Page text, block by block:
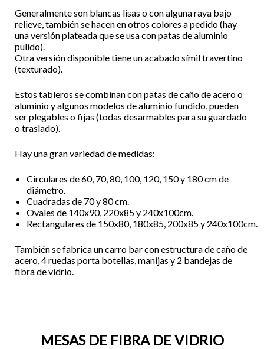
Generalmente son blancas lisas o con alguna raya bajo
relieve, también se hacen en otros colores a pedido (hay
una versión plateada que se usa con patas de aluminio
pulido).
Otra versión disponible tiene un acabado símil travertino
(texturado).
Estos tableros se combinan con patas de caño de acero o
aluminio y algunos modelos de aluminio fundido, pueden
ser plegables o fijas (todas desarmables para su guardado
o traslado).
Hay una gran variedad de medidas:
Circulares de 60, 70, 80, 100, 120, 150 y 180 cm de
diámetro.
Cuadradas de 70 y 80 cm.
Ovales de 140x90, 220x85 y 240x100cm.
Rectangulares de 150x80, 180x85, 200x85 y 240x100cm.
También se fabrica un carro bar con estructura de caño de
acero, 4 ruedas porta botellas, manijas y 2 bandejas de
fibra de vidrio.
MESAS DE FIBRA DE VIDRIO